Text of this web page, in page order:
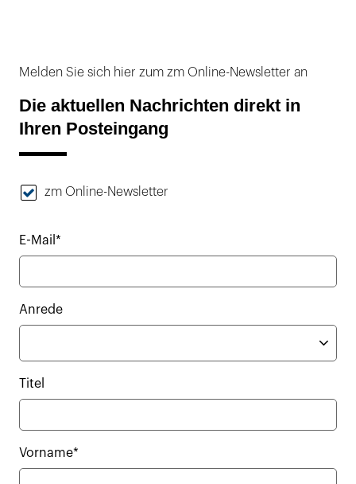
Melden Sie sich hier zum zm Online-Newsletter an
Die aktuellen Nachrichten direkt in
Ihren Posteingang
zm Online-Newsletter
E-Mail*
Anrede
Titel
Vorname*